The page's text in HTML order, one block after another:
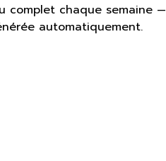
complet chaque semaine —
automatiquement.